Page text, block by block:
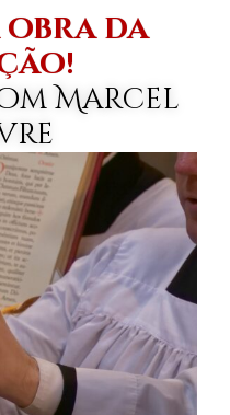
obra da
Marcel